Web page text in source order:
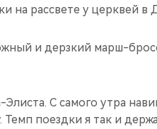
на рассвете у церквей в
и дерзкий марш-
С самого утра
Темп поездки я так и